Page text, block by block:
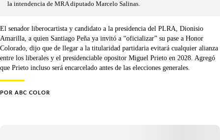
la intendencia de MRA diputado Marcelo Salinas.
El senador liberocartista y candidato a la presidencia del PLRA, Dionisio
Amarilla, a quien Santiago Peña ya invitó a “oficializar” su pase a Honor
Colorado, dijo que de llegar a la titularidad partidaria evitará cualquier alianza
entre los liberales y el presidenciable opositor Miguel Prieto en 2028. Agregó
que Prieto incluso será encarcelado antes de las elecciones generales.
POR ABC COLOR